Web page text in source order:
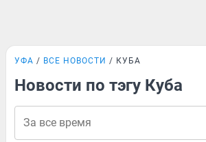
УФА ВСЕ НОВОСТИ КУБА
Новости по тэгу Куба